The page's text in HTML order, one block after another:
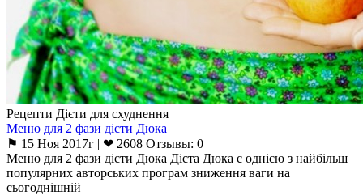
Рецепти Дієти для схуднення
Меню для 2 фази дієти Дюка
⚑ 15 Ноя 2017г | ❤ 2608 Отзывы: 0
Меню для 2 фази дієти Дюка Дієта Дюка є однією з найбільш
популярних авторських програм зниження ваги на
сьогоднішній